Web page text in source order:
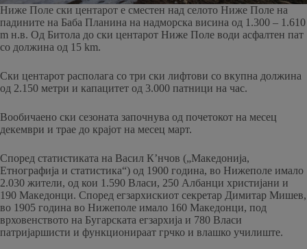
Ниже Поле ски центарот е сместен над селото Ниже Поле на
падините на Баба Планина на надморска висина од 1.300 – 1.610
m н.в. Од Битола до ски центарот Ниже Поле води асфалтен пат
со должина од 15 km.
Ски центарот располага со три ски лифтови со вкупна должина
од 2.150 метри и капацитет од 3.000 патници на час.
Вообичаено ски сезоната започнува од почетокот на месец
декември и трае до крајот на месец март.
Според статистиката на Васил К’нчов („Македонија,
Етнографија и статистика“) од 1900 година, во Нижеполе имало
2.030 жители, од кои 1.590 Власи, 250 Албанци христијани и
190 Македонци. Според егзархискиот секретар Димитар Мишев,
во 1905 година во Нижеполе имало 160 Македонци, под
врховенството на Бугарската егзархија и 780 Власи
патријаршисти и функционираат грчко и влашко училиште.